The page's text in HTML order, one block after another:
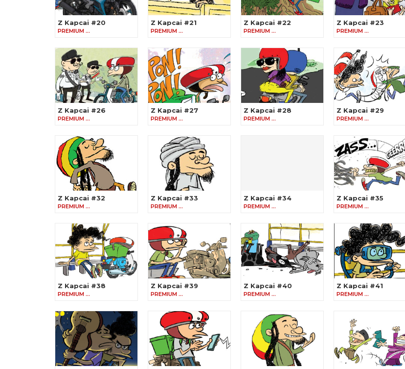
Z Kapcai #20
PREMIUM …
Z Kapcai #21
PREMIUM …
Z Kapcai #22
PREMIUM …
Z Kapcai #23
PREMIUM …
Z Kapcai #26
PREMIUM …
Z Kapcai #27
PREMIUM …
Z Kapcai #28
PREMIUM …
Z Kapcai #29
PREMIUM …
Z Kapcai #32
PREMIUM …
Z Kapcai #33
PREMIUM …
Z Kapcai #34
PREMIUM …
Z Kapcai #35
PREMIUM …
Z Kapcai #38
PREMIUM …
Z Kapcai #39
PREMIUM …
Z Kapcai #40
PREMIUM …
Z Kapcai #41
PREMIUM …